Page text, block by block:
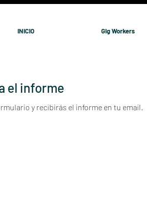
INICIO Gig Workers
el informe
y recibirás el informe en tu email.